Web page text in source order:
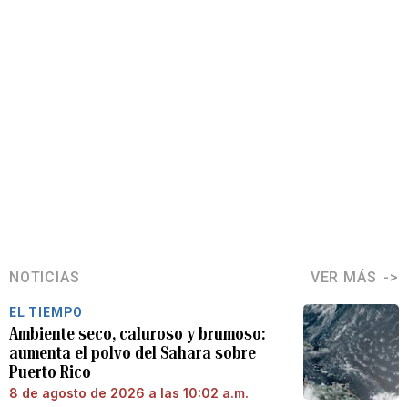
NOTICIAS VER MÁS
EL TIEMPO
Ambiente seco, caluroso y brumoso:
aumenta el polvo del Sahara sobre
Puerto Rico
8 de agosto de 2026 a las 10:02 a.m.